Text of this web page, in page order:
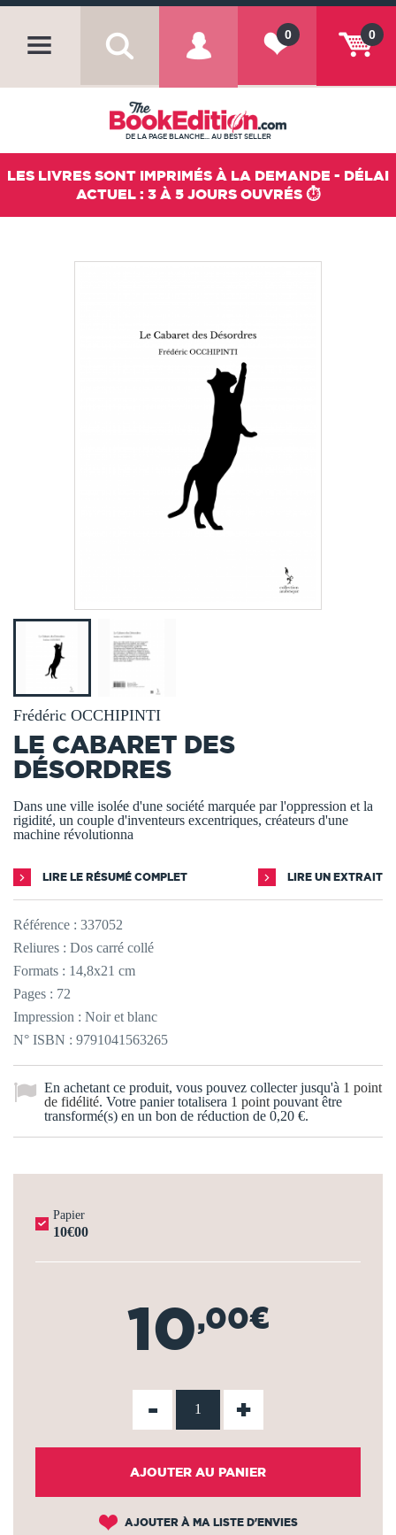
0
0
DE LA PAGE BLANCHE... AU BEST SELLER
LES LIVRES SONT IMPRIMÉS À LA DEMANDE - DÉLAI
ACTUEL : 3 À 5 JOURS OUVRÉS ⏱️
Frédéric OCCHIPINTI
LE CABARET DES
DÉSORDRES
Dans une ville isolée d'une société marquée par l'oppression et la
rigidité, un couple d'inventeurs excentriques, créateurs d'une
machine révolutionna
LIRE LE RÉSUMÉ COMPLET LIRE UN EXTRAIT
Référence : 337052
Reliures : Dos carré collé
Formats : 14,8x21 cm
Pages : 72
Impression : Noir et blanc
N° ISBN : 9791041563265
En achetant ce produit, vous pouvez collecter jusqu'à 1 point
de fidélité. Votre panier totalisera 1 point pouvant être
transformé(s) en un bon de réduction de 0,20 €.
Papier
10€00
10,00€
- +
AJOUTER AU PANIER
AJOUTER À MA LISTE D'ENVIES